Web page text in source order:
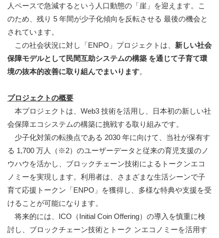
人ペースで急減するという人口動態の「崖」を迎えます。こ
のため、残り 5 年間が少子化傾向を反転させる 最後の機会と
されています。
この社会状況に対し「ENPO」プロジェクトは、 新しい社会
保障モデルとして民間互助システムの構築 を通じて子育て環
境の抜本的改善に取り組んでまいります。
プロジェクトの概要
本プロジェクトは、Web3 技術を活用し、日本初の新しい社
会保障エコシステムの構築に挑戦する取り組みです。
少子化対策の転換点である 2030 年に向けて、当社が保有す
る 1,700 万人（※2）のユーザーデータと従来の育児支援のノ
ウハウを活かし、ブロックチェーン技術によるトークンエコ
ノミーを実現します。利用者は、さまざまな生活シーンで子
育て応援トークン「ENPO」を獲得し、多様な特典や支援を受
けることが可能になります。
将来的には、ICO（Initial Coin Offering）の導入を慎重に検
討し、ブロックチェーン技術とトーク ンエコノミーを活用す